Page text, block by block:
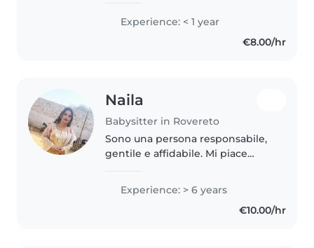
esperienza in colonie estive, il
Experience: < 1 year
€8.00/hr
Naila
Babysitter in Rovereto
Sono una persona responsabile,
gentile e affidabile. Mi piace
le famiglie nelle attività
quotidiane. Ho esperienza nel
babysitting, nelle pulizie e..
Experience: > 6 years
€10.00/hr